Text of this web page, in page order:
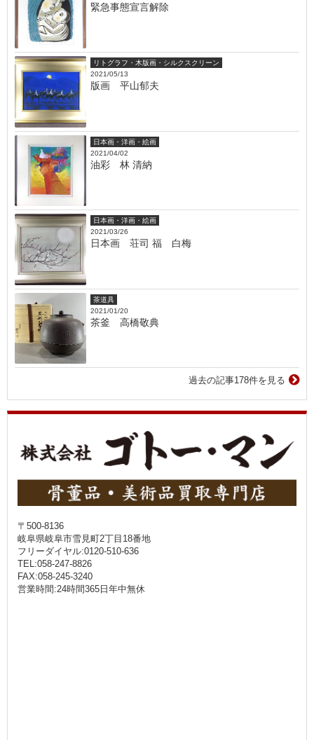
緊急事態宣言解除
リトグラフ・木版画・シルクスクリーン
2021/05/13
版画 平山郁夫
日本画・洋画・絵画
2021/04/02
油彩 林 清納
日本画・洋画・絵画
2021/03/26
日本画 荘司 福 白梅
茶道具
2021/01/20
茶釜 高橋敬典
過去の記事178件を見る
〒500-8136
岐阜県岐阜市雪見町2丁目18番地
フリーダイヤル:0120-510-636
TEL:058-247-8826
FAX:058-245-3240
営業時間:24時間365日年中無休